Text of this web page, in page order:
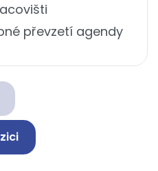
převzetí agendy